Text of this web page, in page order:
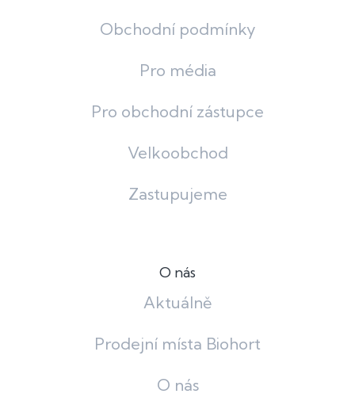
Obchodní podmínky
Pro média
Pro obchodní zástupce
Velkoobchod
Zastupujeme
O nás
Aktuálně
Prodejní místa Biohort
O nás